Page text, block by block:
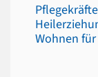
Wohnen